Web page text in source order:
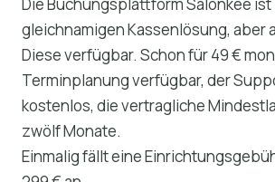
Die Buchungsplattform Salonkee ist
gleichnamigen Kassenlösung, aber
Diese verfügbar. Schon für 49 €
Terminplanung verfügbar, der
kostenlos, die vertragliche
zwölf Monate.
Einmalig fällt eine